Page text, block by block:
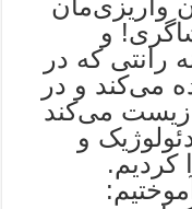
واریزی‌مان
و
رانتی که در
می‌کند و در
زیست می‌کند
و
کردیم.